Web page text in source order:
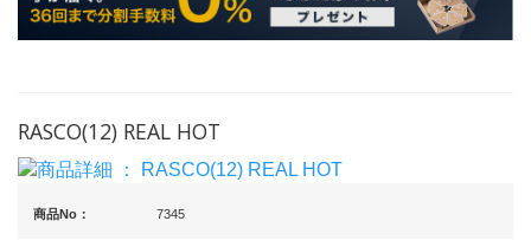
RASCO(12) REAL HOT
商品No： 7345